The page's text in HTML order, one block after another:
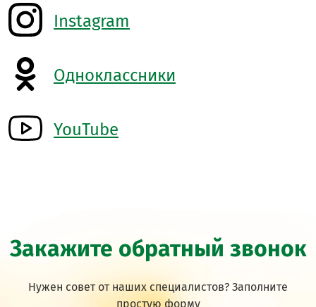
Instagram
Одноклассники
YouTube
Закажите обратный звонок
Нужен совет от наших специалистов? Заполните
простую форму